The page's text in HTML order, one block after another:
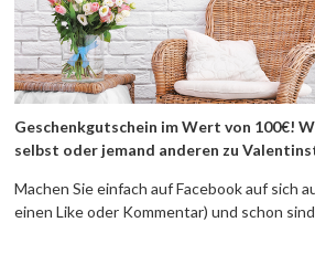
Geschenkgutschein im Wert von 100€!
selbst oder jemand anderen zu
Machen Sie einfach auf Facebook auf sich
einen Like oder Kommentar) und schon